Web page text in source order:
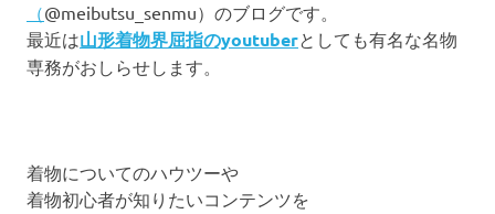
（@meibutsu_senmu）のブログです。
最近は山形着物界屈指のyoutuberとしても有名な名物
専務がおしらせします。
着物についてのハウツーや
着物初心者が知りたいコンテンツを